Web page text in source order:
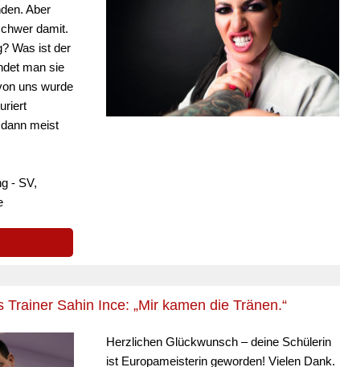
Aber
damit.
Was ist der
man sie
uns wurde
meist
- SV,
Sahin Ince: „Mir kamen die Tränen.“
Herzlichen Glückwunsch – deine Schülerin
ist Europameisterin geworden! Vielen Dank.